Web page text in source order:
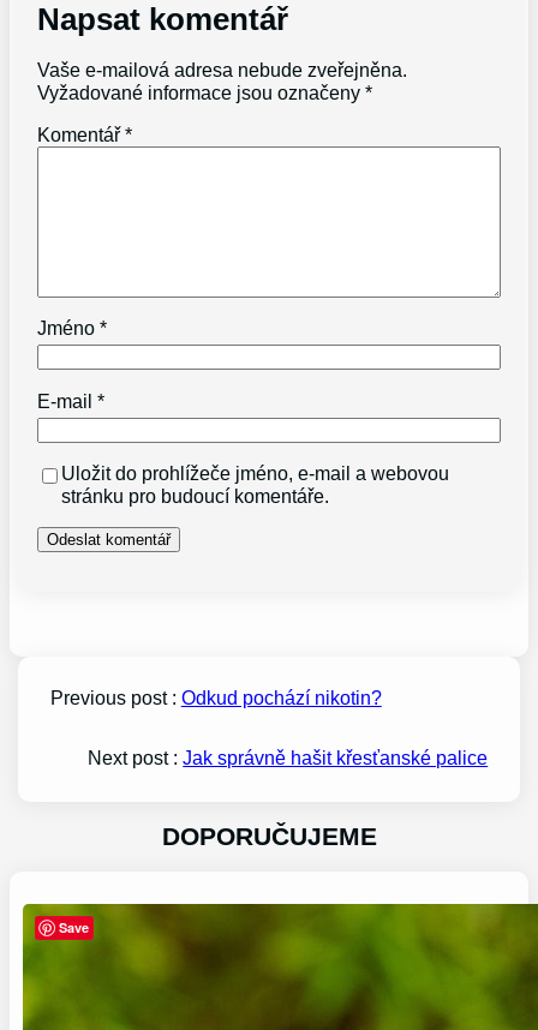
Napsat komentář
Vaše e-mailová adresa nebude zveřejněna.
Vyžadované informace jsou označeny*
Komentář*
Jméno*
E-mail*
Uložit do prohlížeče jméno, e-mail a webovou
stránku pro budoucí komentáře.
Previous post : Odkud pochází nikotin?
Next post :Jak správně hašit křesťanské palice
DOPORUČUJEME
Save